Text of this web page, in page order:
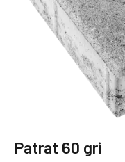
Patrat 60 gri